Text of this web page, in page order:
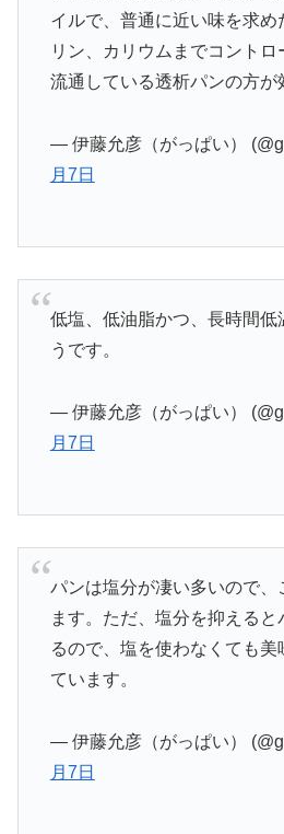
イルで、普通に近い味を求め
リン、カリウムまでコントロ
流通している透析パンの方が
— 伊藤允彦（がっぱい）
月7日
低塩、低油脂かつ、長時間低
うです。
— 伊藤允彦（がっぱい）
月7日
パンは塩分が凄い多いので、
ます。ただ、塩分を抑える
るので、塩を使わなくても美
ています。
— 伊藤允彦（がっぱい）
月7日